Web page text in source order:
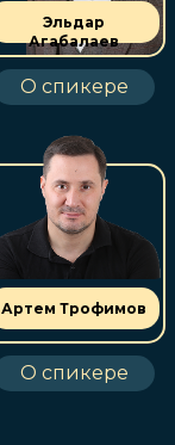
Эльдар
Агабалаев
О спикере
Артем Трофимов
О спикере